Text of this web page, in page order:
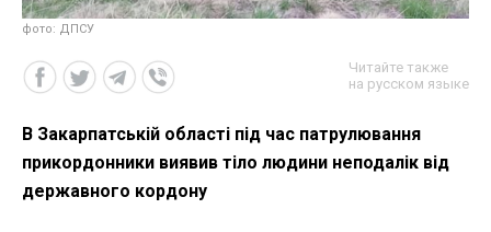
фото: ДПСУ
Читайте также
на русском языке
В Закарпатській області під час патрулювання
прикордонники виявив тіло людини неподалік від
державного кордону